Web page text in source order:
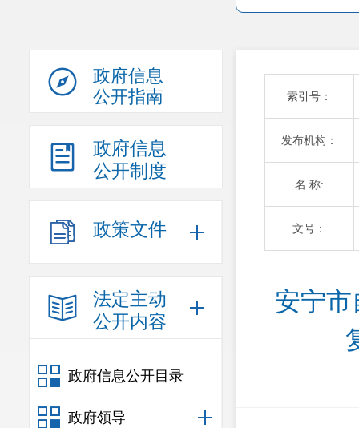
政府信息
公开指南
政府信息
公开制度
政策文件
法定主动
公开内容
政府信息公开目录
政府领导
索引号：
发布机构：
名 称:
文号：
安宁